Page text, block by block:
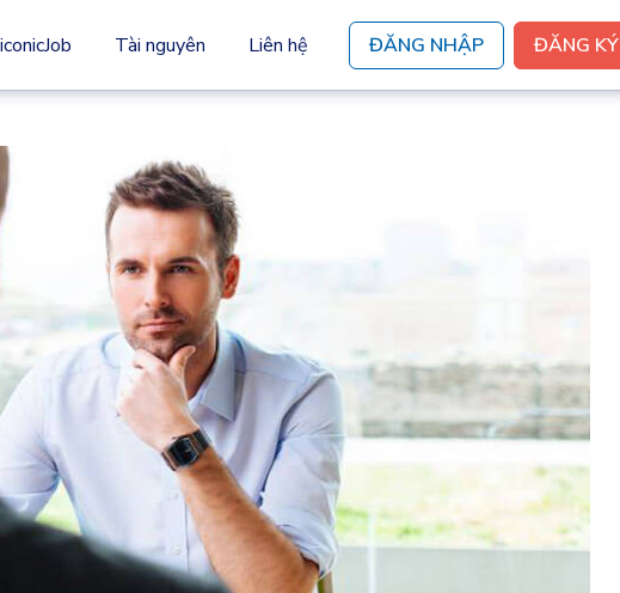
ĐĂNG NHẬP ĐĂNG KÝ
Tài nguyên Liên hệ